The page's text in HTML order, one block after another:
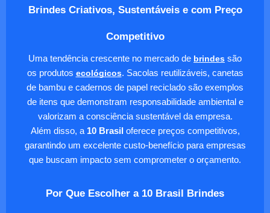
Brindes Criativos, Sustentáveis e com Preço
Competitivo
Uma tendência crescente no mercado de brindes são
os produtos ecológicos. Sacolas reutilizáveis, canetas
de bambu e cadernos de papel reciclado são exemplos
de itens que demonstram responsabilidade ambiental e
valorizam a consciência sustentável da empresa.
Além disso, a 10 Brasiloferece preços competitivos,
garantindo um excelente custo-benefício para empresas
que buscam impacto sem comprometer o orçamento.
Por Que Escolher a 10 Brasil Brindes